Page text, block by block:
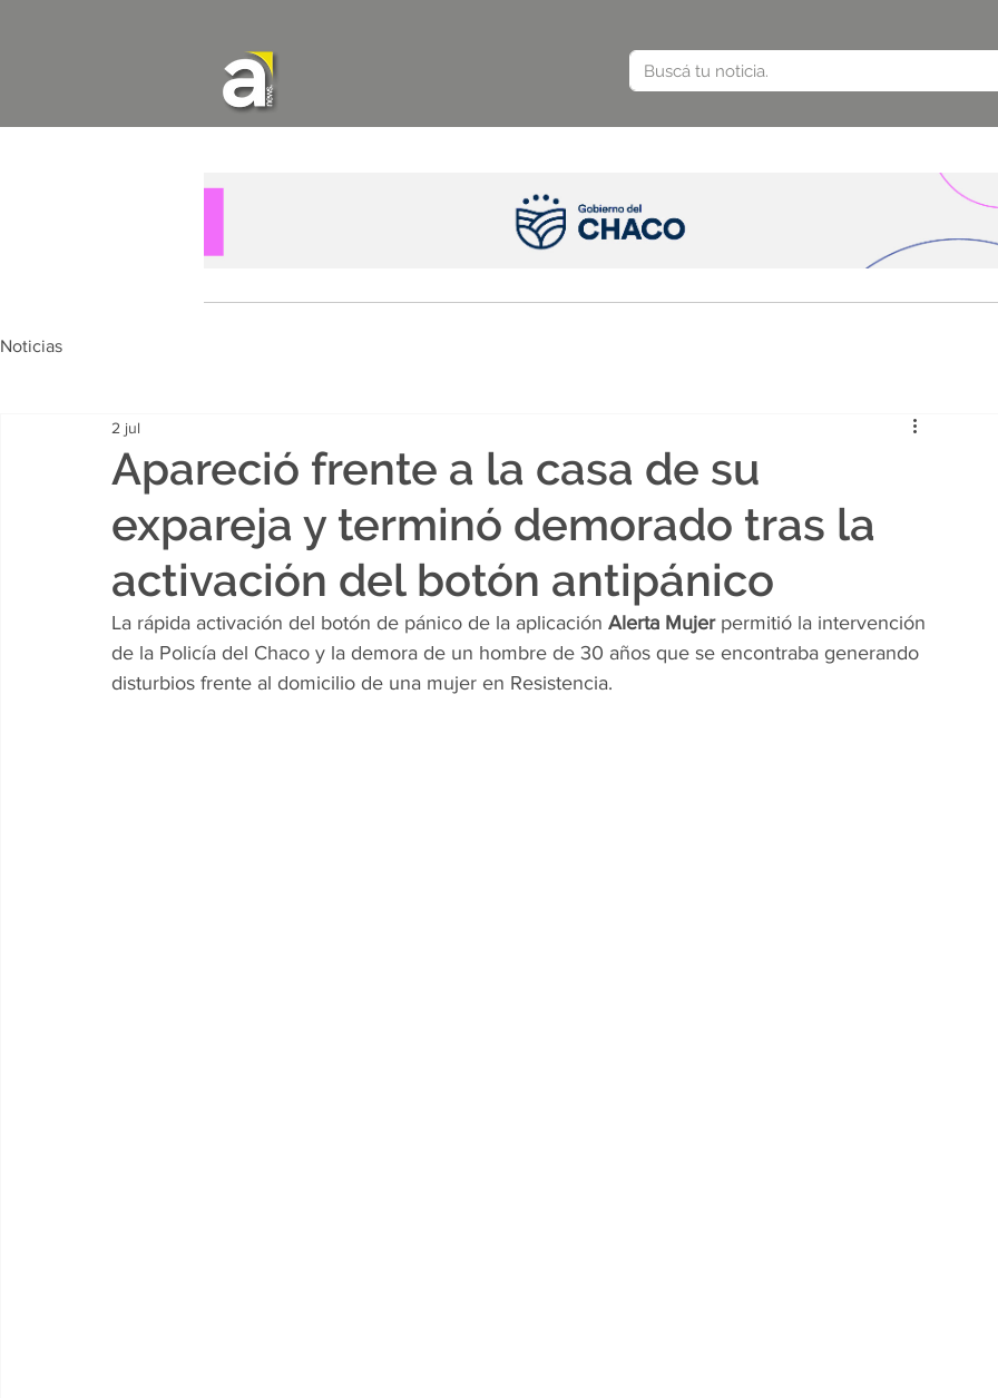
Noticias
Apareció frente a la casa de su
expareja y terminó demorado tras la
activación del botón antipánico
2 jul
La rápida activación del botón de pánico de la aplicación Alerta Mujer permitió la intervención
de la Policía del Chaco y la demora de un hombre de 30 años que se encontraba generando
disturbios frente al domicilio de una mujer en Resistencia.